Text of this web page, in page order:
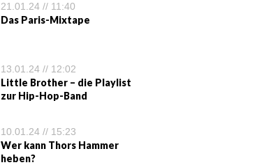
21.01.24 // 11:40
Das Paris-Mixtape
13.01.24 // 12:02
Little Brother – die Playlist
zur Hip-Hop-Band
10.01.24 // 15:23
Wer kann Thors Hammer
heben?